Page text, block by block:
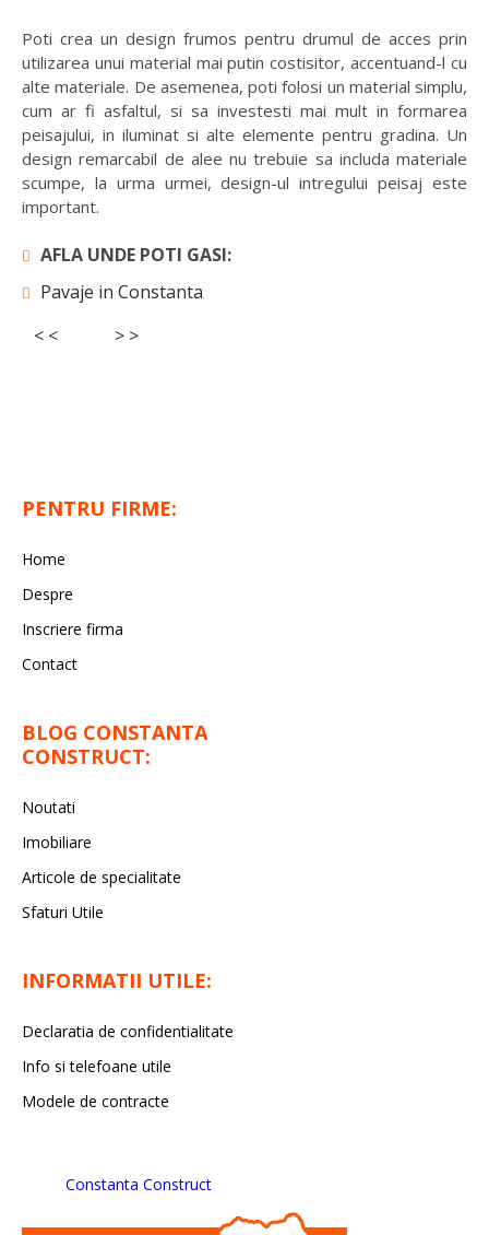
Poti crea un design frumos pentru drumul de acces prin
utilizarea unui material mai putin costisitor, accentuand-l cu
alte materiale. De asemenea, poti folosi un material simplu,
cum ar fi asfaltul, si sa investesti mai mult in formarea
peisajului, in iluminat si alte elemente pentru gradina. Un
design remarcabil de alee nu trebuie sa includa materiale
scumpe, la urma urmei, design-ul intregului peisaj este
important.
AFLA UNDE POTI GASI:
Pavaje in Constanta
< <
> >
PENTRU FIRME:
Home
Despre
Inscriere firma
Contact
BLOG CONSTANTA
CONSTRUCT:
Noutati
Imobiliare
Articole de specialitate
Sfaturi Utile
INFORMATII UTILE:
Declaratia de confidentialitate
Info si telefoane utile
Modele de contracte
Constanta Construct